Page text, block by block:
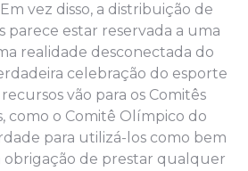
vez disso, a distribuição de
parece estar reservada a uma
realidade desconectada do
celebração do esporte
vão para os Comitês
como o Comitê Olímpico do
para utilizá-los como bem
obrigação de prestar qualquer